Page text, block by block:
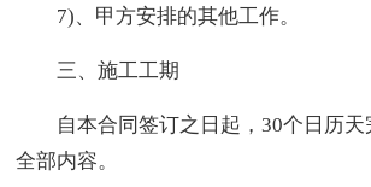
7)、甲方安排的其他工作。
三、施工工期
自本合同签订之日起，30个日历天
全部内容。